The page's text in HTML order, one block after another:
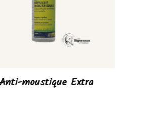
moustique Extra